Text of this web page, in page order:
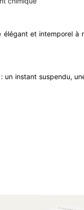
et intemporel à
instant suspendu,